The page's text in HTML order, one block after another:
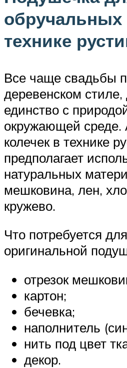
обручальных
технике
Все чаще свадьбы
деревенском
единство с
окружающей среде.
колечек в технике
предполагает
натуральных
мешковина, лен,
кружево.
Что потребуется
оригинальной
отрезок
картон;
бечевка;
наполнитель
нить под цвет
декор.